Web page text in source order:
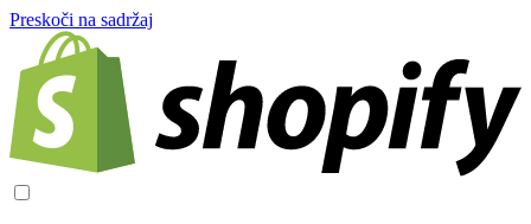
Preskoči na sadržaj